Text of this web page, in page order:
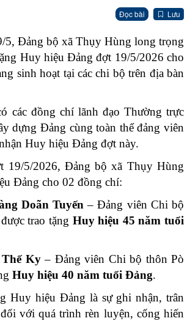
Đọc bài Lưu
5, Đảng bộ xã Thụy Hùng long trọng
Huy hiệu Đảng đợt 19/5/2026 cho
sinh hoạt tại các chi bộ trên địa bàn
các đồng chí lãnh đạo Thường trực
dựng Đảng cùng toàn thể đảng viên
Huy hiệu Đảng đợt này.
19/5/2026, Đảng bộ xã Thụy Hùng
Đảng cho 02 đồng chí:
Doãn Tuyến – Đảng viên Chi bộ
trao tặng Huy hiệu 45 năm tuổi
Ky– Đảng viên Chi bộ thôn Pò
Huy hiệu 40 năm tuổi Đảng.
Huy hiệu Đảng là sự ghi nhận, trân
với quá trình rèn luyện, cống hiến